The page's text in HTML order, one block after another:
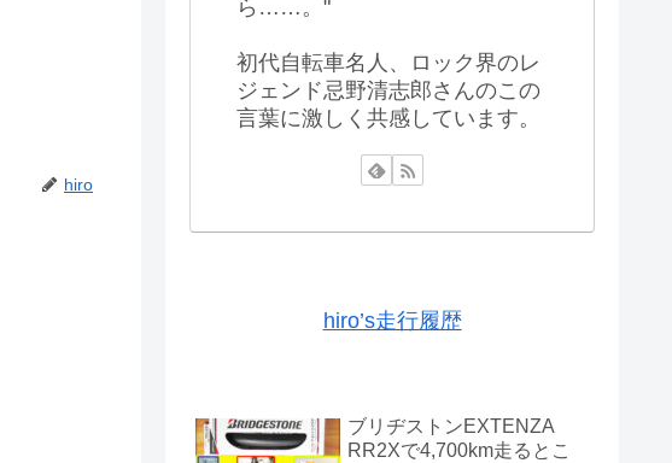
hiro
ら……。"
初代自転車名人、ロック界のレ
ジェンド忌野清志郎さんのこの
言葉に激しく共感しています。
hiro’s走行履歴
ブリヂストンEXTENZA
RR2Xで4,700km走るとこ